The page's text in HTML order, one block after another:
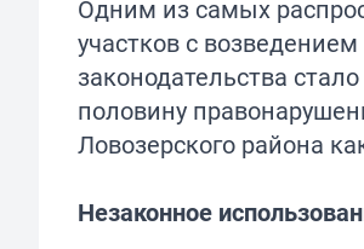
Одним из самых
участков с
законодательства
половину
Ловозерского района
Незаконное